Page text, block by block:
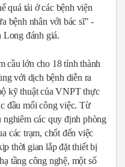
quá tải ở các bệnh viện
bệnh nhân với bác sĩ" -
đánh giá.
cầu lớn cho 18 tỉnh thành
với dịch bệnh diễn ra
kỹ thuật của VNPT thực
đầu mối công việc. Từ
nghiêm các quy định phòng
các trạm, chốt đến việc
thời gian lắp đặt thiết bị
tầng công nghệ, một số